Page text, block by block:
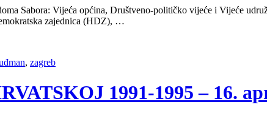
Sabora: Vijeća općina, Društveno-političko vijeće i Vijeće
zajednica (HDZ), …
, zagreb
1991-1995 – 16.